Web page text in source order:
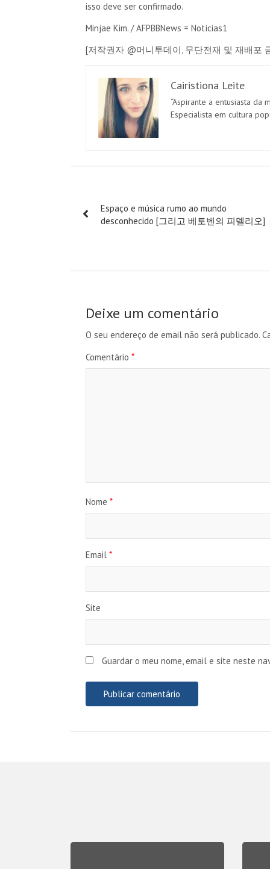
isso deve ser confirmado.
Minjae Kim. / AFPBBNews = Notícias1
[저작권자 @머니투데이, 무단전재 및 재배포
Cairistiona Leite
“Aspirante a entusiasta da
Especialista em cultura
de
Espaço e música rumo ao mundo
desconhecido [그리고 베토벤의 피델리오]
Deixe um comentário
O seu endereço de email não será publicado.
Comentário *
Nome *
Email *
Site
Guardar o meu nome, email e site neste